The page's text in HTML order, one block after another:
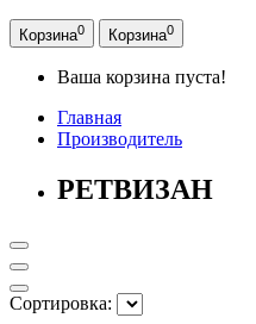
Корзина0 Корзина0
Ваша корзина пуста!
Главная
Производитель
РЕТВИЗАН
Сортировка: